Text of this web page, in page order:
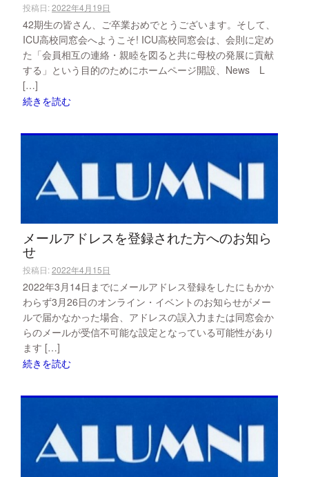
投稿日:2022年4月19日
42期生の皆さん、ご卒業おめでとうございます。そして、
ICU高校同窓会へようこそ! ICU高校同窓会は、会則に定め
た「会員相互の連絡・親睦を図ると共に母校の発展に貢献
する」という目的のためにホームページ開設、News L
[…]
続きを読む
メールアドレスを登録された方へのお知ら
せ
投稿日:2022年4月15日
2022年3月14日までにメールアドレス登録をしたにもかか
わらず3月26日のオンライン・イベントのお知らせがメー
ルで届かなかった場合、アドレスの誤入力または同窓会か
らのメールが受信不可能な設定となっている可能性があり
ます […]
続きを読む